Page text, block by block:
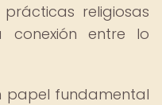
religiosas
conexión entre lo
papel fundamental